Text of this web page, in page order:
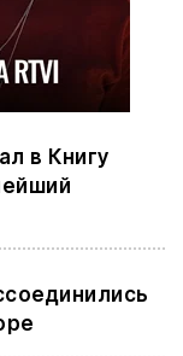
в Книгу